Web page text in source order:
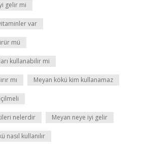
gelir mi
var
mü
kullanabilir mi
mı Meyan kökü kim kullanamaz
nelerdir Meyan neye iyi gelir
nasıl kullanılır